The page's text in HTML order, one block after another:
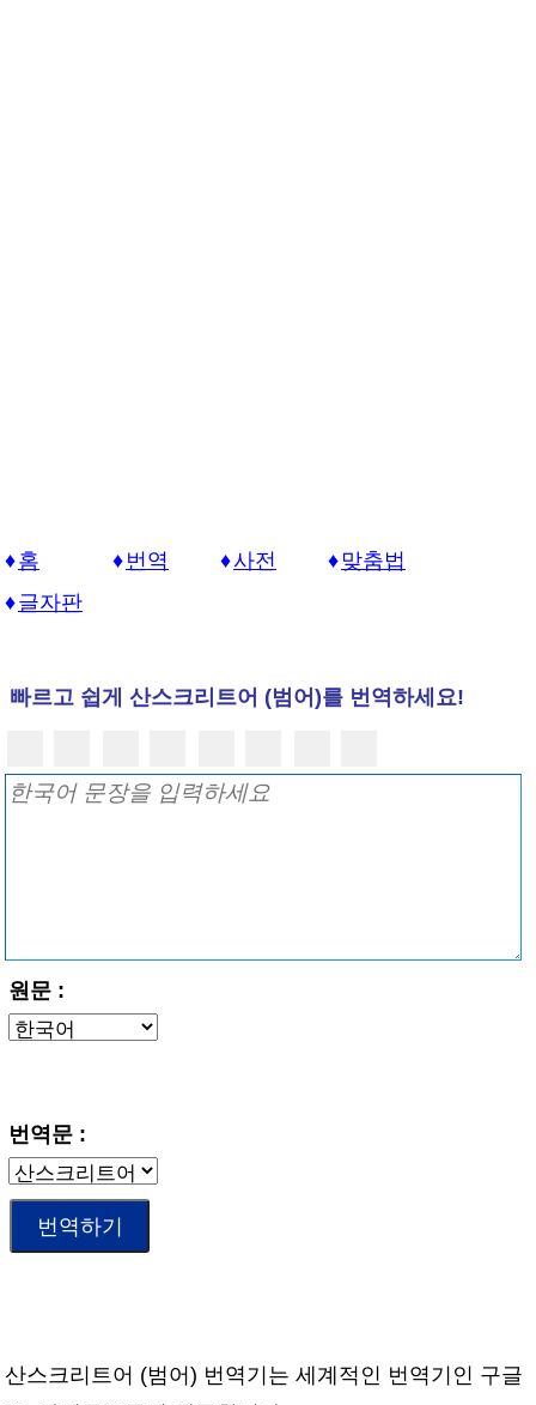
홈 번역 사전
맞춤법
글자판
빠르고 쉽게 산스크리트어 (범어)를 번역하세요!
원문 :
번역문 :
산스크리트어 (범어) 번역기는 세계적인 번역기인 구글